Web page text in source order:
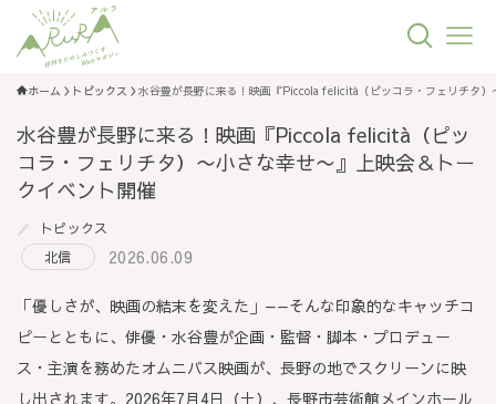
ホーム トピックス 水谷豊が長野に来る！映画『Piccola felicità（ピッコラ・フェリチタ
水谷豊が長野に来る！映画『Piccola felicità（ピッ
コラ・フェリチタ）〜小さな幸せ〜』上映会＆トー
クイベント開催
トピックス
北信
2026.06.09
「優しさが、映画の結末を変えた」——そんな印象的なキャッチコ
ピーとともに、俳優・水谷豊が企画・監督・脚本・プロデュー
ス・主演を務めたオムニバス映画が、長野の地でスクリーンに映
し出されます。2026年7月4日（土）、長野市芸術館メインホール